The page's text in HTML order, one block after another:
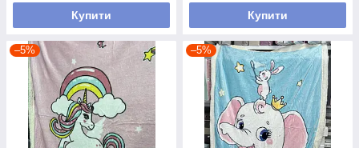
Купити Купити
–5% –5%